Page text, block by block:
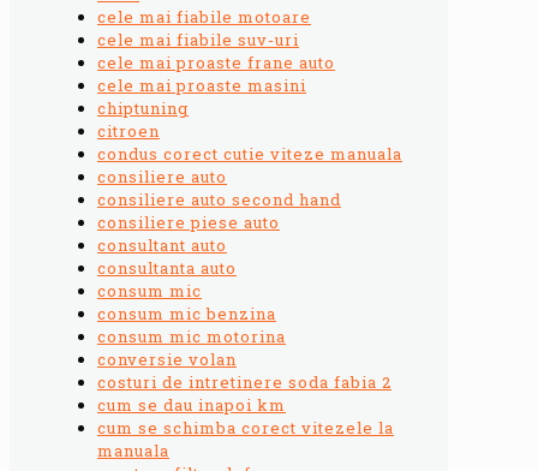
cele mai fiabile motoare
cele mai fiabile suv-uri
cele mai proaste frane auto
cele mai proaste masini
chiptuning
citroen
condus corect cutie viteze manuala
consiliere auto
consiliere auto second hand
consiliere piese auto
consultant auto
consultanta auto
consum mic
consum mic benzina
consum mic motorina
conversie volan
costuri de intretinere soda fabia 2
cum se dau inapoi km
cum se schimba corect vitezele la
manuala